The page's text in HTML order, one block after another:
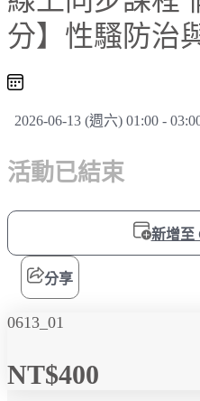
分】性騷防治
2026-06-13 (週六) 01:00 -
活動已結束
新增至
分享
0613_01
NT$400